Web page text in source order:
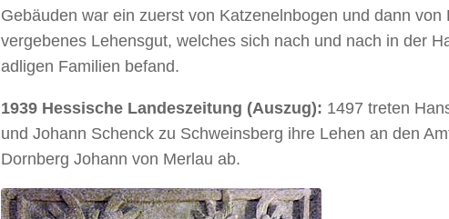
Gebäuden war ein zuerst von Katzenelnbogen und dann von
vergebenes Lehensgut, welches sich nach und nach in der
adligen Familien befand.
1939 Hessische Landeszeitung (Auszug): 1497 treten
und Johann Schenck zu Schweinsberg ihre Lehen an den
Dornberg Johann von Merlau ab.